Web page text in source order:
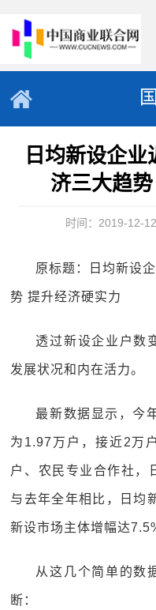
日均新设企
济三大趋
时间：2019-12-
原标题：日均新设
势 提升经济硬实力
透过新设企业户数
发展状况和内在活力。
最新数据显示，今
为1.97万户，接近2万
户、农民专业合作社，
与去年全年相比，日均
新设市场主体增幅达
从这几个简单的数
断：